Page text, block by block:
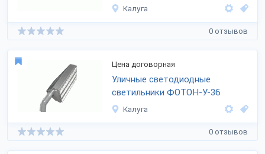
Калуга
0 отзывов
Цена договорная
Уличные светодиодные
светильники ФОТОН-У-36
Калуга
0 отзывов